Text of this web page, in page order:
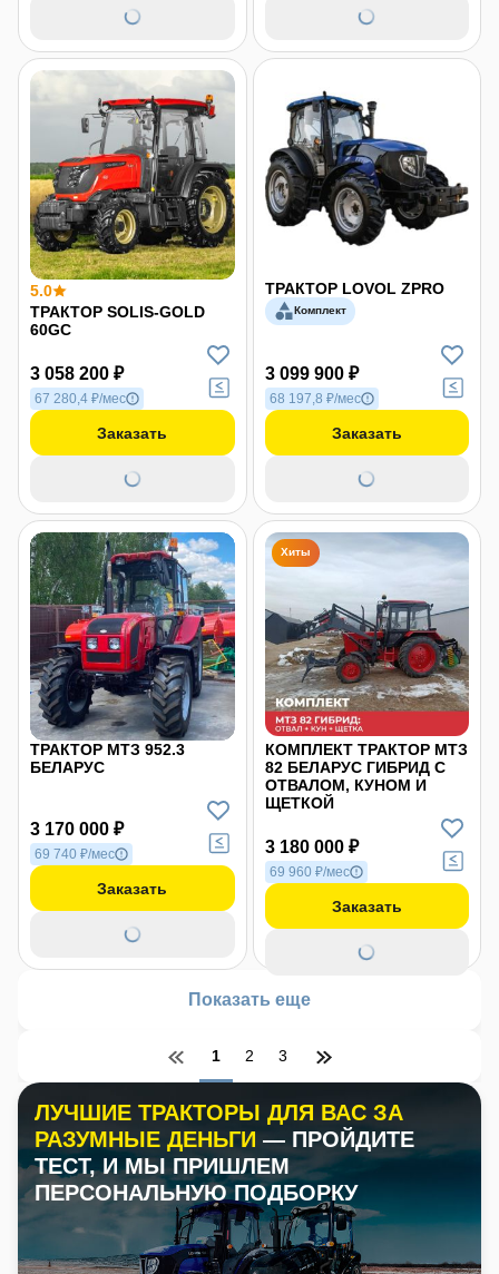
5.0
ТРАКТОР SOLIS-GOLD
60GС
3 058 200 ₽
67 280,4 ₽/мес
Заказать
ТРАКТОР LOVOL ZPRO
Комплект
3 099 900 ₽
68 197,8 ₽/мес
Заказать
ТРАКТОР МТЗ 952.3
БЕЛАРУС
3 170 000 ₽
69 740 ₽/мес
Заказать
КОМПЛЕКТ ТРАКТОР МТЗ
82 БЕЛАРУС ГИБРИД С
ОТВАЛОМ, КУНОМ И
ЩЕТКОЙ
Хиты
3 180 000 ₽
69 960 ₽/мес
Заказать
Показать еще
1 2 3
ЛУЧШИЕ ТРАКТОРЫ ДЛЯ ВАС ЗА
РАЗУМНЫЕ ДЕНЬГИ — ПРОЙДИТЕ
ТЕСТ, И МЫ ПРИШЛЕМ
ПЕРСОНАЛЬНУЮ ПОДБОРКУ